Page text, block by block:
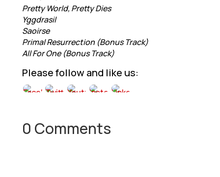
Pretty World, Pretty Dies
Yggdrasil
Saoirse
Primal Resurrection (Bonus Track)
All For One (Bonus Track)
Please follow and like us:
0 Comments